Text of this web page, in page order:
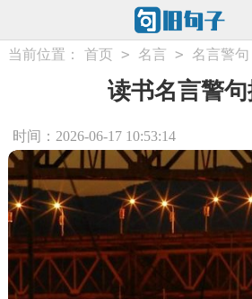
当前位置： 首页 > 名言 > 名言警句
读书名言警
时间：2026-06-17 10:53:14